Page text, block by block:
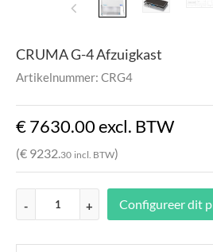
CRUMA G-4 Afzuigkast
Artikelnummer: CRG4
€ 7630.00excl. BTW
(€ 9232.30 incl. BTW)
- + Configureer dit